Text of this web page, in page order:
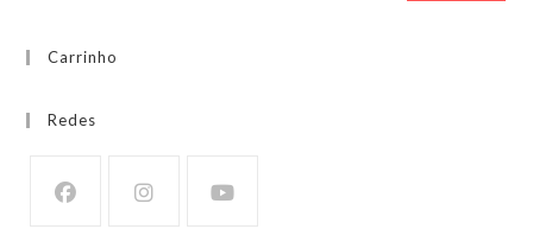
Carrinho
Redes